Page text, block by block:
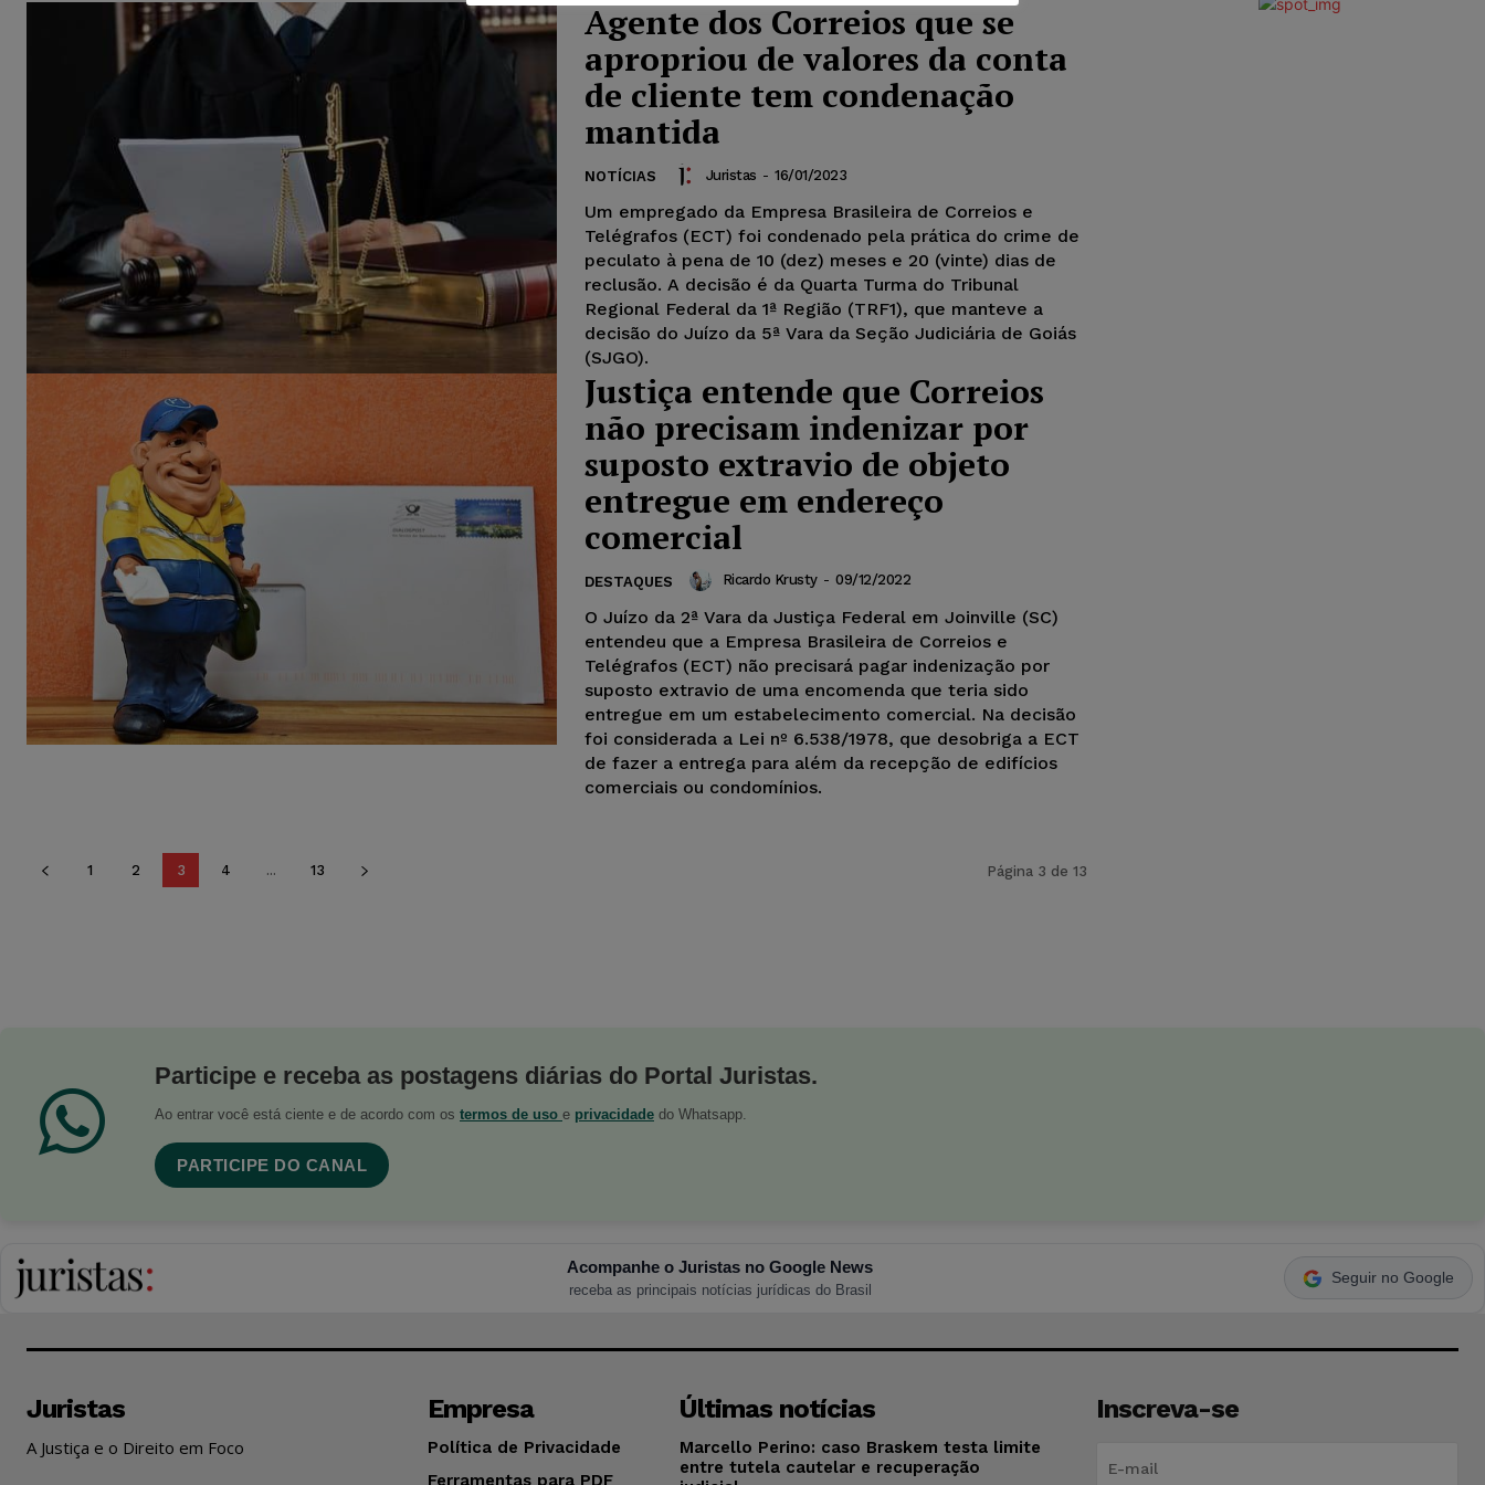
Agente dos Correios que se
apropriou de valores da conta
de cliente tem condenação
mantida
NOTÍCIAS Juristas - 16/01/2023
Um empregado da Empresa Brasileira de Correios e
Telégrafos (ECT) foi condenado pela prática do crime de
peculato à pena de 10 (dez) meses e 20 (vinte) dias de
reclusão. A decisão é da Quarta Turma do Tribunal
Regional Federal da 1ª Região (TRF1), que manteve a
decisão do Juízo da 5ª Vara da Seção Judiciária de Goiás
(SJGO).
Justiça entende que Correios
não precisam indenizar por
suposto extravio de objeto
entregue em endereço
comercial
DESTAQUES Ricardo Krusty - 09/12/2022
O Juízo da 2ª Vara da Justiça Federal em Joinville (SC)
entendeu que a Empresa Brasileira de Correios e
Telégrafos (ECT) não precisará pagar indenização por
suposto extravio de uma encomenda que teria sido
entregue em um estabelecimento comercial. Na decisão
foi considerada a Lei nº 6.538/1978, que desobriga a ECT
de fazer a entrega para além da recepção de edifícios
comerciais ou condomínios.
1 2 3 4 ... 13 Página 3 de 13
Participe e receba as postagens diárias do Portal Juristas.
Ao entrar você está ciente e de acordo com os termos de uso e privacidade do Whatsapp.
PARTICIPE DO CANAL
Acompanhe o Juristas no Google News
receba as principais notícias jurídicas do Brasil
Seguir no Google
Juristas
A Justiça e o Direito em Foco
Empresa
Política de Privacidade
Ferramentas para PDF
Últimas notícias
Marcello Perino: caso Braskem testa limite
entre tutela cautelar e recuperação
Inscreva-se